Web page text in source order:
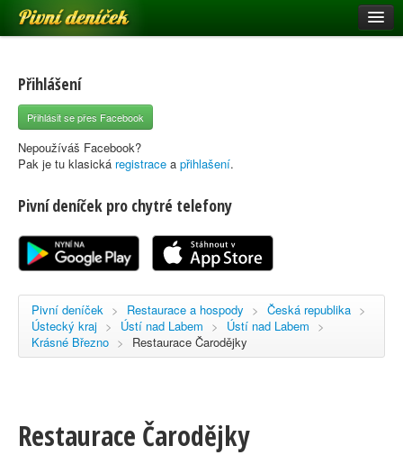
Pivní deníček
Pivní mapa
Pivní značky
Nápověda
Registrace
Přihlášení
Přihlásit se přes Facebook
Nepoužíváš Facebook?
Pak je tu klasická registrace a přihlašení.
Pivní deníček pro chytré telefony
Pivní deníček > Restaurace a hospody > Česká republika >
Ústecký kraj > Ústí nad Labem > Ústí nad Labem >
Krásné Březno > Restaurace Čarodějky
Restaurace Čarodějky